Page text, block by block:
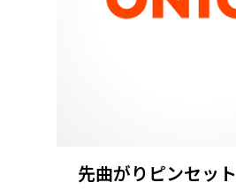
先曲がりピンセット